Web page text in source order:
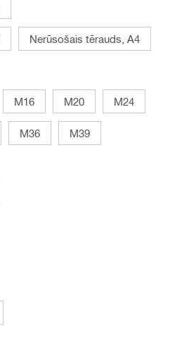
Nerūsošais tērauds, A4
M16 M20 M24
M36 M39